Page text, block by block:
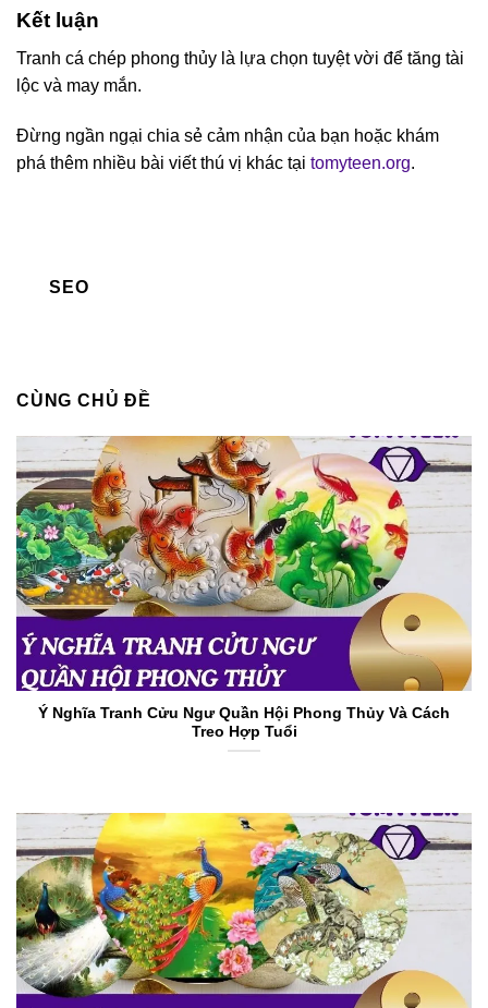
Kết luận
Tranh cá chép phong thủy là lựa chọn tuyệt vời để tăng tài
lộc và may mắn.
Đừng ngần ngại chia sẻ cảm nhận của bạn hoặc khám
phá thêm nhiều bài viết thú vị khác tại tomyteen.org.
SEO
CÙNG CHỦ ĐỀ
Ý Nghĩa Tranh Cửu Ngư Quần Hội Phong Thủy Và Cách
Treo Hợp Tuổi